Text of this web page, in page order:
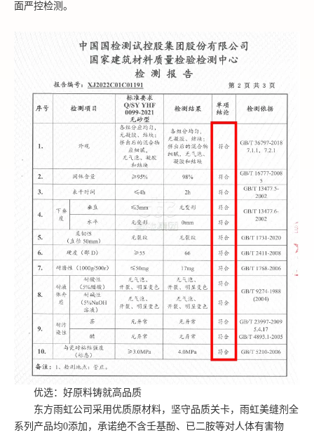
面严控检测。
优选：好原料铸就高品质
东方雨虹公司采用优质原材料，坚守品质关卡，雨虹美缝剂全
系列产品均0添加，承诺绝不含壬基酚、已二胺等对人体有害物